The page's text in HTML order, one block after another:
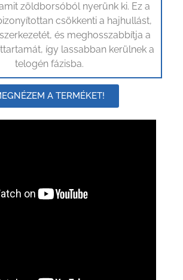
zöldborsóból nyerünk ki. Ez a
csökkenti a hajhullást,
és meghosszabbítja a
így lassabban kerülnek a
telogén fázisba.
A TERMÉKET!